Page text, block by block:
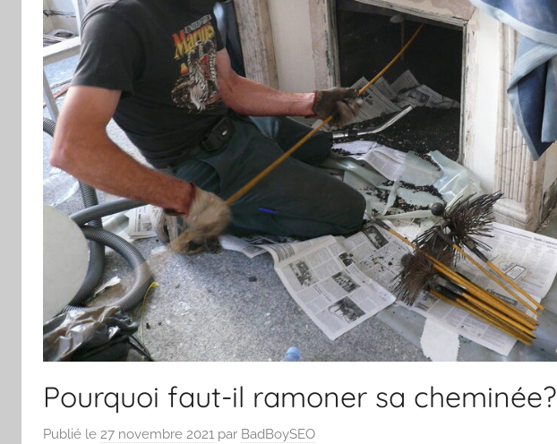
Pourquoi faut-il ramoner sa cheminée?
Publié le 27 novembre 2021 par BadBoySEO